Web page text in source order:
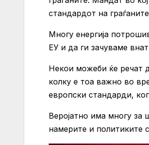
стандардот на
Многу енергија
ЕУ и да ги зачуваме
Некои можеби ќе речат
колку е тоа важно во
европски стандарди,
Веројатно има многу за
намерите и политиките